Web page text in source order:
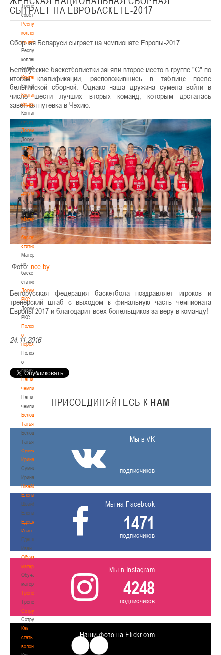
Тренерский
совет
Республиканская
коллегия
судей
Республиканская
коллегия
судей
Контакты
Контакты
Контакты
федерации
Контакты
федерации
Документы
Документы
Устав
БФБ
Устав
БФБ
Регламентирующие
документы
Регламентирующие
документы
Материалы
по
баскетбольной
статистике
Материалы
по
баскетбольной
статистике
Документы
РКС
Документы
РКС
Положение
о
переходах
Положение
о
переходах
Наши
чемпионы
Наши
чемпионы
Белошапко
Татьяна
Белошапко
Татьяна
Сумникова
Ирина
Сумникова
Ирина
Швайбович
Елена
Швайбович
Елена
Едешко
Иван
Едешко
Иван
Обучающие
материалы
Обучающие
материалы
Тренерам
Тренерам
Сотрудничество
Сотрудничество
Как
стать
волонтером
СЫГРАЕТ НА ЕВРОБАСКЕТЕ-2017
Сборная Беларуси сыграет на чемпионате Европы-2017
Белорусские баскетболистки заняли второе место в группе "G" по
итогам квалификации, расположившись в таблице после
бельгийской сборной. Однако наша дружина сумела войти в
число шести лучших вторых команд, которым досталась
заветная путевка в Чехию.
Фото: noc.by
Белорусская федерация баскетбола поздравляет игроков и
тренерский штаб с выходом в финальную часть чемпионата
Европы-2017 и благодарит всех болельщиков за веру в команду!
24.11.2016
ПРИСОЕДИНЯЙТЕСЬ К НАМ
Мы в VK
подписчиков
Мы на Facebook
1471
подписчиков
Мы в Instagram
4248
подписчиков
Наши фото на Flickr.com